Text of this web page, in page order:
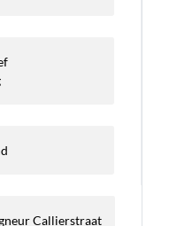
Callierstraat